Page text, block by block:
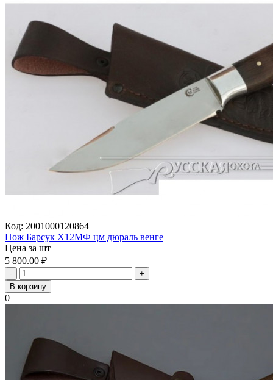
Код: 2001000120864
Нож Барсук Х12МФ цм дюраль венге
Цена за шт
5 800.00 ₽
-
+
В корзину
0